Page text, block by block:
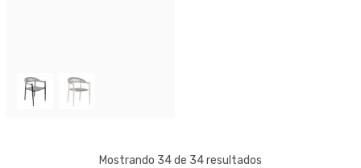
Mostrando 34 de 34 resultados